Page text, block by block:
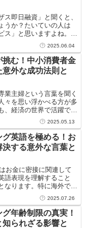
即日融資」と聞くと、
うか？たいていの人は
ス」と思いますよね。し
、今天然の口コミ...2025.06.04
挑む！中小消費者金
外な成功法則と
業主婦という言葉を聞く
々を思い浮かべる方が多
経済の世界で活躍でき
方を見直すこと...2025.05.13
グ英語を極める！お
する意外な言葉と
お金に密接に関連して
語表現を理解すること
なります。特に海外での
り取りにおいて...2025.07.26
グ年齢制限の真実！
られざる影響と